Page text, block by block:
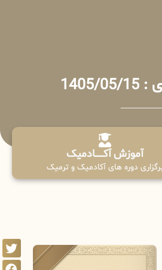
15
آموزش آکـــــــادمیک
دوره های آکادمیک و ترمیک